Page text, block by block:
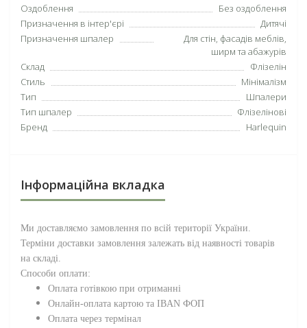
Оздоблення
Без оздоблення
Призначення в інтер'єрі
Дитячі
Призначення шпалер
Для стін, фасадів меблів,
ширм та абажурів
Склад
Флізелін
Стиль
Мінімалізм
Тип
Шпалери
Тип шпалер
Флізелінові
Бренд
Harlequin
Інформаційна вкладка
Ми доставляємо замовлення по всій території України.
Терміни доставки замовлення залежать від наявності товарів
на складі.
Способи оплати:
Оплата готівкою при отриманні
Онлайн-оплата картою та IBAN ФОП
Оплата через термінал